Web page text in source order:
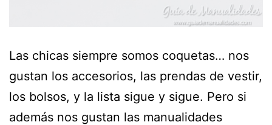
Las chicas siempre somos coquetas… nos
gustan los accesorios, las prendas de vestir,
los bolsos, y la lista sigue y sigue. Pero si
además nos gustan las manualidades